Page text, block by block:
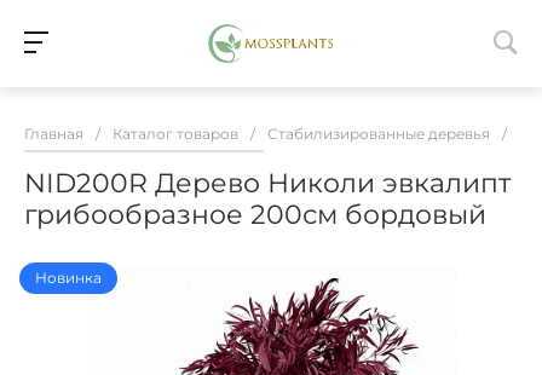
Главная / Каталог товаров / Стабилизированные деревья /
NID200R Дерево Николи эвкалипт
грибообразное 200см бордовый
Новинка